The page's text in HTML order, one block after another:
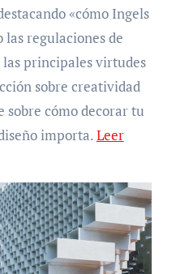
«cómo Ingels
regulaciones de
principales virtudes
sobre creatividad
sobre cómo decorar tu
importa.Leer